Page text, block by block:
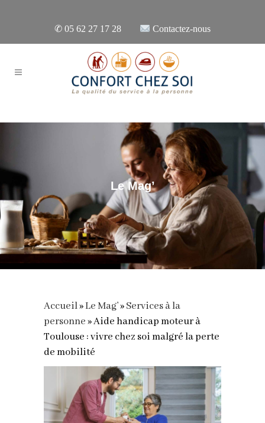
✆05 62 27 17 28 Contactez-nous
Le Mag’
Accueil»Le Mag’»Services à la
personne»Aide handicap moteur à
Toulouse : vivre chez soi malgré la perte
de mobilité